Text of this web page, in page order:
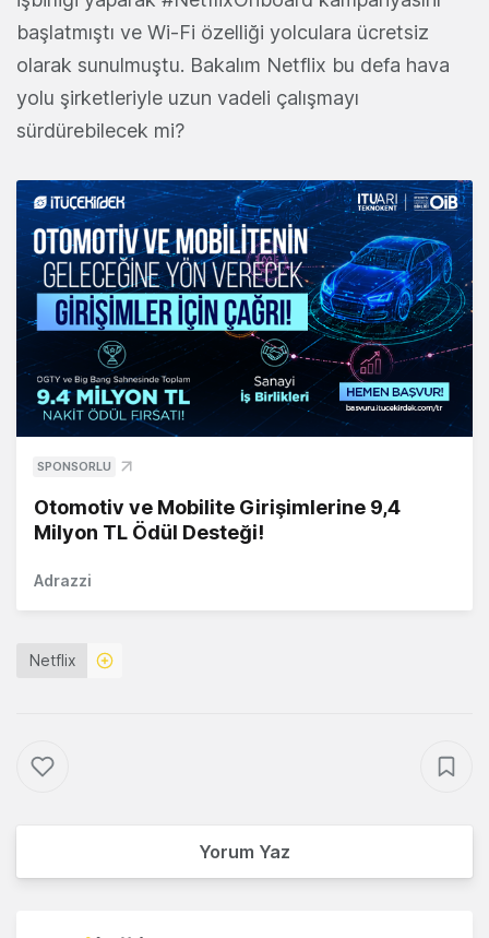
başlatmıştı ve Wi-Fi özelliği yolculara ücretsiz
olarak sunulmuştu. Bakalım Netflix bu defa hava
yolu şirketleriyle uzun vadeli çalışmayı
sürdürebilecek mi?
SPONSORLU
Otomotiv ve Mobilite Girişimlerine 9,4
Milyon TL Ödül Desteği!
Adrazzi
Netflix
Yorum Yaz